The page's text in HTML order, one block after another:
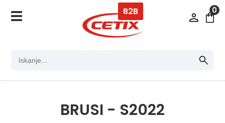
0
B2B
BRUSI - S2022